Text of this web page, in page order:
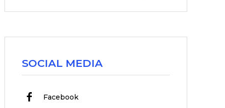
SOCIAL MEDIA
Facebook